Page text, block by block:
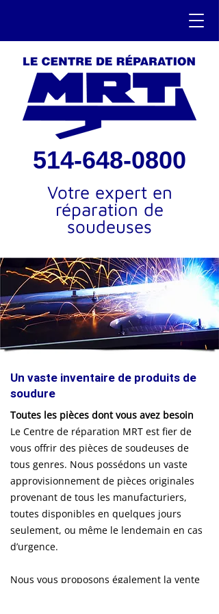
514-648-0800
Votre expert en
réparation de
soudeuses
Un vaste inventaire de produits de
soudure
Toutes les pièces dont vous avez besoin
Le Centre de réparation MRT est fier de
vous offrir des pièces de soudeuses de
tous genres. Nous possédons un vaste
approvisionnement de pièces originales
provenant de tous les manufacturiers,
toutes disponibles en quelques jours
seulement, ou même le lendemain en cas
d’urgence.
Nous vous proposons également la vente